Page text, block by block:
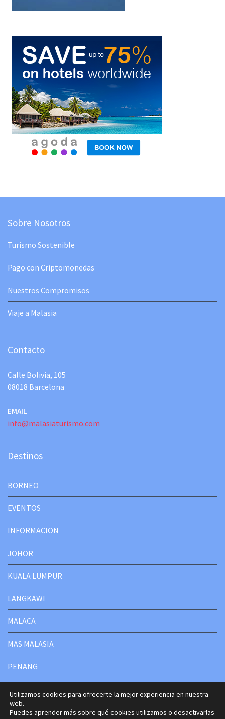
Sobre Nosotros
Turismo Sostenible
Pago con Criptomonedas
Nuestros Compromisos
Viaje a Malasia
Contacto
Calle Bolivia, 105
08018 Barcelona
EMAIL
info@malasiaturismo.com
Destinos
BORNEO
EVENTOS
INFORMACION
JOHOR
KUALA LUMPUR
LANGKAWI
MALACA
MAS MALASIA
PENANG
Copyright © 2020-2025 Malasia Turismo
Utilizamos cookies para ofrecerte la mejor experiencia en nuestra
web.
Puedes aprender más sobre qué cookies utilizamos o desactivarlas